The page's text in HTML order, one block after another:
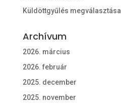
Küldöttgyűlés megválasztása
Archívum
2026. március
2026. február
2025. december
2025. november